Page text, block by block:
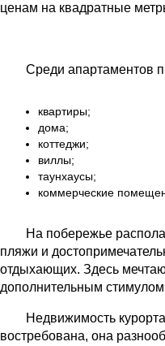
ценам на квадратные
Среди апартаментов
квартиры;
дома;
коттеджи;
виллы;
таунхаусы;
коммерческие
На побережье
пляжи и
отдыхающих. Здесь
дополнительным
Недвижимость
востребована, она